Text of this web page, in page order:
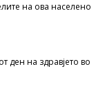
на ова населено
ден на здравјето во